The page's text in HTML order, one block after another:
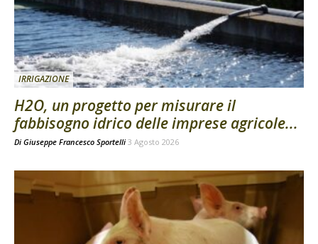
IRRIGAZIONE
H2O, un progetto per misurare il
fabbisogno idrico delle imprese agricole...
Di Giuseppe Francesco Sportelli 3 Agosto 2026